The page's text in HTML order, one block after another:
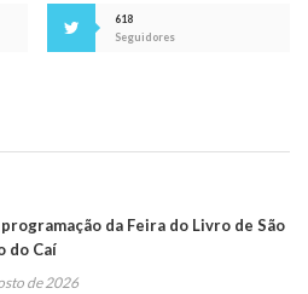
618
Seguidores
da Feira do Livro de São
do Caí
de 2026